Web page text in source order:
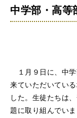
置：
中学部・高
１月９日に、中学
来ていただいてい
した。生徒たちは
題に取り組んでい